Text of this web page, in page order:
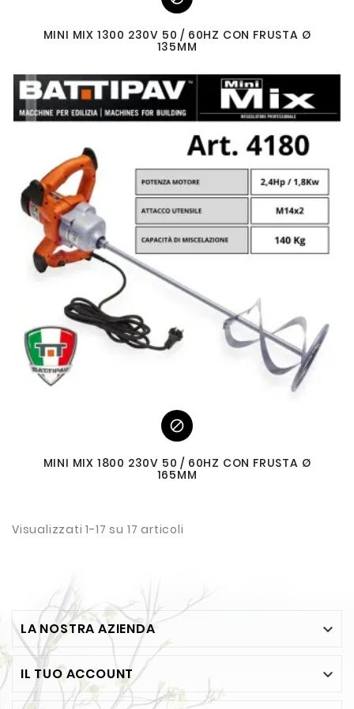
MINI MIX 1300 230V 50 / 60HZ CON FRUSTA Ø
135MM

MINI MIX 1800 230V 50 / 60HZ CON FRUSTA Ø
165MM
Visualizzati 1-17 su 17 articoli
LA NOSTRA AZIENDA 
IL TUO ACCOUNT 